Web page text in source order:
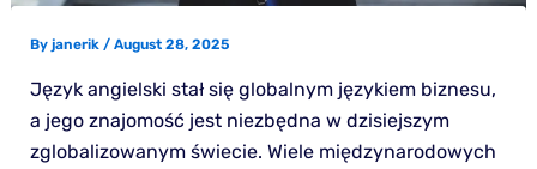
By janerik / August 28, 2025
Język angielski stał się globalnym językiem biznesu,
a jego znajomość jest niezbędna w dzisiejszym
zglobalizowanym świecie. Wiele międzynarodowych